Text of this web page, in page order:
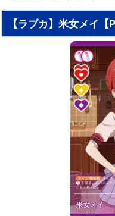
【ラブカ】米女メイ